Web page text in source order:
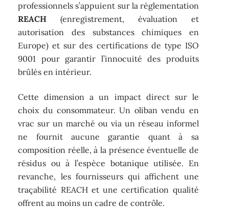
professionnels s’appuient sur la réglementation
REACH (enregistrement, évaluation et
autorisation des substances chimiques en
Europe) et sur des certifications de type ISO
9001 pour garantir l’innocuité des produits
brûlés en intérieur.
Cette dimension a un impact direct sur le
choix du consommateur. Un oliban vendu en
vrac sur un marché ou via un réseau informel
ne fournit aucune garantie quant à sa
composition réelle, à la présence éventuelle de
résidus ou à l’espèce botanique utilisée. En
revanche, les fournisseurs qui affichent une
traçabilité REACH et une certification qualité
offrent au moins un cadre de contrôle.